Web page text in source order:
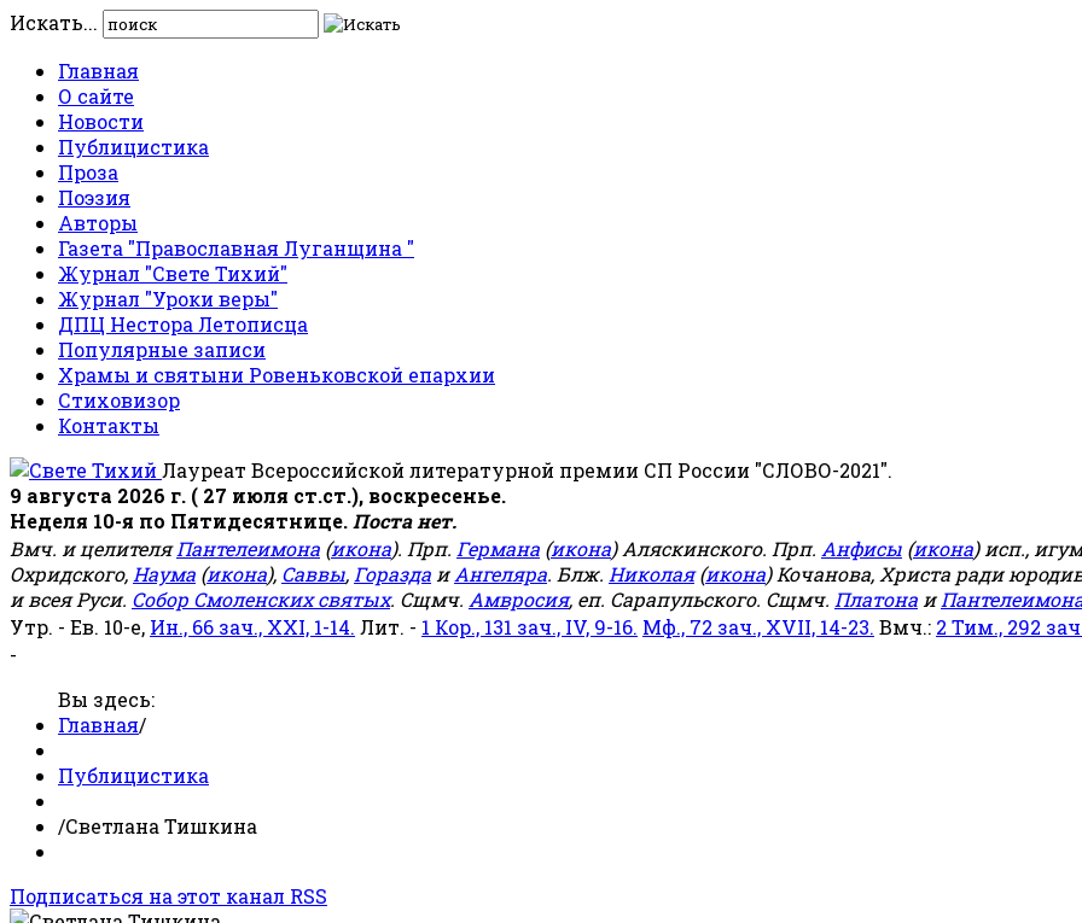
Искать...
Главная
О сайте
Новости
Публицистика
Проза
Поэзия
Авторы
Газета "Православная Луганщина "
Журнал "Свете Тихий"
Журнал "Уроки веры"
ДПЦ Нестора Летописца
Популярные записи
Храмы и святыни Ровеньковской епархии
Стиховизор
Контакты
Лауреат Всероссийской литературной премии СП России "СЛОВО-2021".
9 августа 2026 г. ( 27 июля ст.ст.), воскресенье.
Неделя 10-я по Пятидесятнице. Поста нет.
Вмч. и целителяПантелеимона (икона). Прп. Германа (икона) Аляскинского. Прп. Анфисы (икона) исп.,
Охридского, Наума (икона), Саввы, Горазда иАнгеляра. Блж. Николая(икона) Кочанова, Христа ради
и всея Руси. Собор Смоленских святых. Сщмч. Амвросия, еп. Сарапульского. Сщмч. Платона и
Утр. - Ев. 10-е, Ин., 66 зач., XXI, 1-14. Лит. - 1 Кор., 131 зач., IV, 9-16. Мф., 72 зач., XVII, 14-23. Вмч.: 2 Тим., 292
-
Вы здесь:
Главная/
Публицистика
/Светлана Тишкина
Подписаться на этот канал RSS